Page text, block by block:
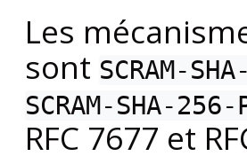
Les
sont SCRAM-
SCRAM-SHA-256-
RFC 7677 et